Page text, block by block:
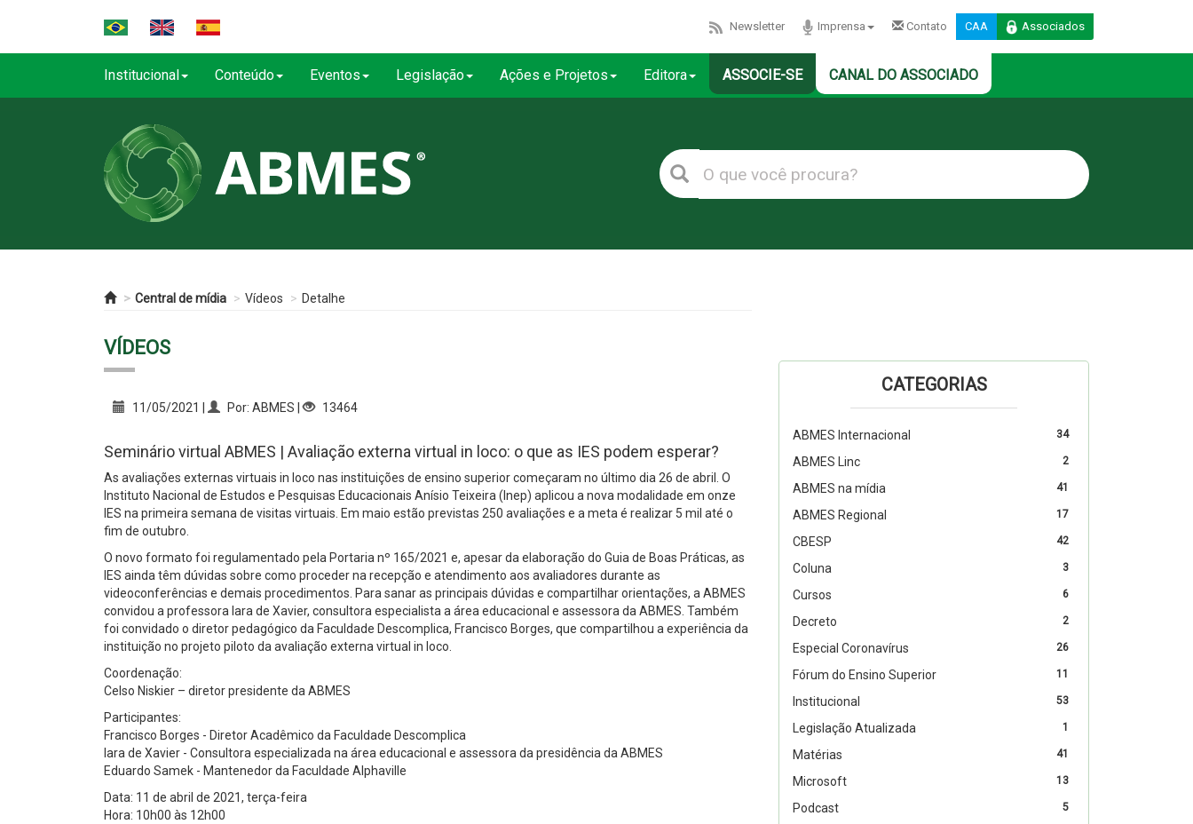
Newsletter Imprensa Contato CAA Associados
Institucional Conteúdo Eventos Legislação Ações e Projetos Editora ASSOCIE-SE CANAL DO ASSOCIADO
Central de mídia Vídeos Detalhe
VÍDEOS
11/05/2021 | Por: ABMES | 13464
Seminário virtual ABMES | Avaliação externa virtual in loco: o que as IES podem esperar?
As avaliações externas virtuais in loco nas instituições de ensino superior começaram no último dia 26 de abril. O
Instituto Nacional de Estudos e Pesquisas Educacionais Anísio Teixeira (Inep) aplicou a nova modalidade em onze
IES na primeira semana de visitas virtuais. Em maio estão previstas 250 avaliações e a meta é realizar 5 mil até o
fim de outubro.
O novo formato foi regulamentado pela Portaria nº 165/2021 e, apesar da elaboração do Guia de Boas Práticas, as
IES ainda têm dúvidas sobre como proceder na recepção e atendimento aos avaliadores durante as
videoconferências e demais procedimentos. Para sanar as principais dúvidas e compartilhar orientações, a ABMES
convidou a professora Iara de Xavier, consultora especialista a área educacional e assessora da ABMES. Também
foi convidado o diretor pedagógico da Faculdade Descomplica, Francisco Borges, que compartilhou a experiência da
instituição no projeto piloto da avaliação externa virtual in loco.
Coordenação:
Celso Niskier – diretor presidente da ABMES
Participantes:
Francisco Borges - Diretor Acadêmico da Faculdade Descomplica
Iara de Xavier - Consultora especializada na área educacional e assessora da presidência da ABMES
Eduardo Samek - Mantenedor da Faculdade Alphaville
Data: 11 de abril de 2021, terça-feira
Hora: 10h00 às 12h00
CATEGORIAS
34
ABMES Internacional
2
ABMES Linc
41
ABMES na mídia
17
ABMES Regional
42
CBESP
3
Coluna
6
Cursos
2
Decreto
26
Especial Coronavírus
11
Fórum do Ensino Superior
53
Institucional
1
Legislação Atualizada
41
Matérias
13
Microsoft
5
Podcast